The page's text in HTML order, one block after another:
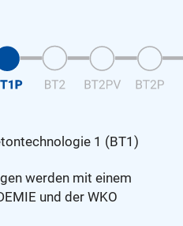
1 (BT1)
werden mit einem
und der WKO